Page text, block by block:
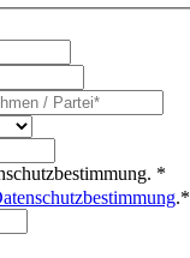
*
.*